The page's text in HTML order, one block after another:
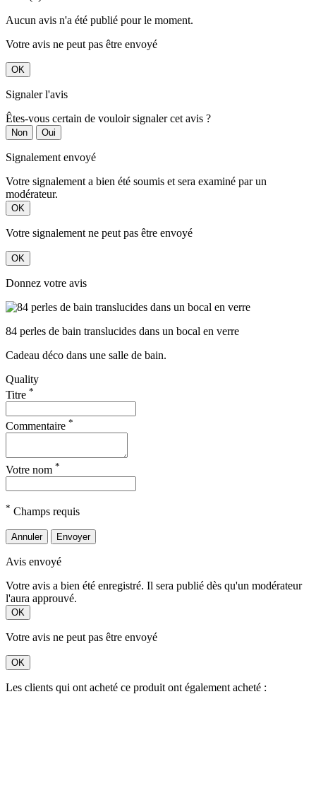
Aucun avis n'a été publié pour le moment.
Votre avis ne peut pas être envoyé
OK
Signaler l'avis
Êtes-vous certain de vouloir signaler cet avis ?
Non Oui
Signalement envoyé
Votre signalement a bien été soumis et sera examiné par un
modérateur.
OK
Votre signalement ne peut pas être envoyé
OK
Donnez votre avis
84 perles de bain translucides dans un bocal en verre
Cadeau déco dans une salle de bain.
Quality
Titre *
Commentaire *
Votre nom *
* Champs requis
Annuler Envoyer
Avis envoyé
Votre avis a bien été enregistré. Il sera publié dès qu'un modérateur
l'aura approuvé.
OK
Votre avis ne peut pas être envoyé
OK
Les clients qui ont acheté ce produit ont également acheté :